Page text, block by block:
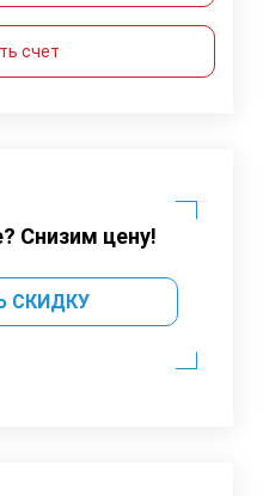
счет
Снизим цену!
СКИДКУ